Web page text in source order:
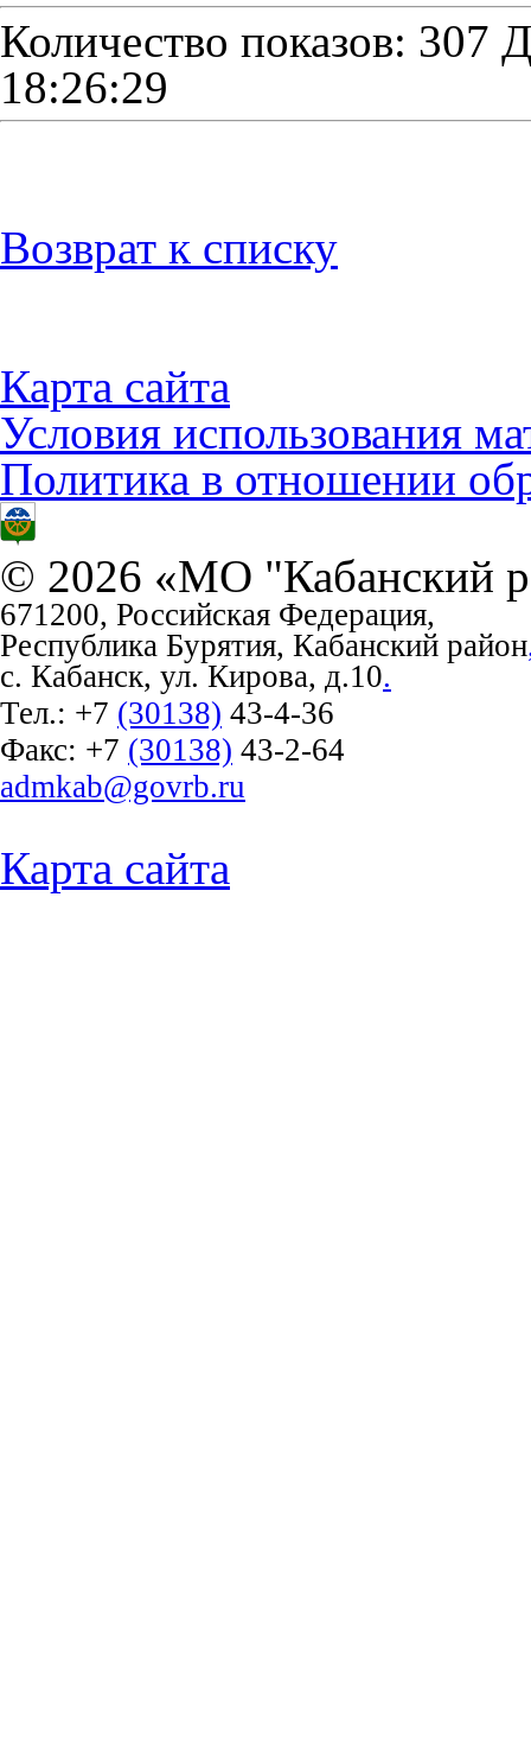
Количество показов: 307
18:26:29
Возврат к списку
Карта сайта
Условия использования
Политика в отношении
© 2026 «МО "Кабанский
671200, Российская Федерация,
Республика Бурятия, Кабанский район
с. Кабанск, ул. Кирова, д.10.
Тел.: +7 (30138) 43-4-36
Факс: +7 (30138) 43-2-64
admkab@govrb.ru
Карта сайта